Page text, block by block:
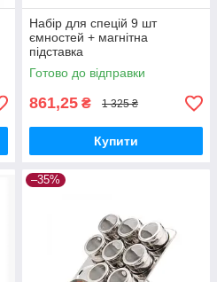
Набір для спецій 9 шт
ємностей + магнітна
підставка
Готово до відправки
861,25 ₴ 1 325 ₴
Купити
–35%